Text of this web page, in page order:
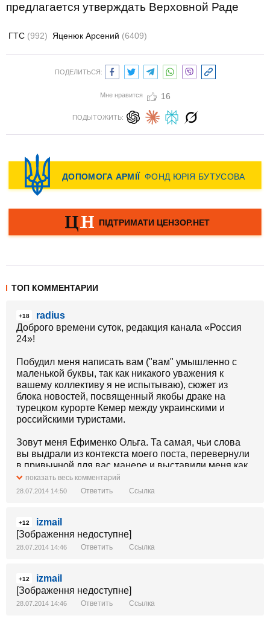
предлагается утверждать Верховной Раде
ГТС (992) Яценюк Арсений (6409)
ПОДЕЛИТЬСЯ:
Мне нравится 16
ПОДЫТОЖИТЬ:
ТОП КОММЕНТАРИИ
+18
radius
Доброго времени суток, редакция канала «Россия
24»!
Побудил меня написать вам ("вам" умышленно с
маленькой буквы, так как никакого уважения к
вашему коллективу я не испытываю), сюжет из
блока новостей, посвященный якобы драке на
турецком курорте Кемер между украинскими и
российскими туристами.
Зовут меня Ефименко Ольга. Та самая, чьи слова
вы выдрали из контекста моего поста, перевернули
в привычной для вас манере и выставили меня как
агрессивную и неадекватную украинку. Не думаю,
что мне следует рассказывать о чем именно был
не о том, на чем вы сделали акценты!
Сейчас, читая собственный пост, я жалею только о
адрес, услышавших например украинскую речь или
узнав откуда мы приехали, чтобы не повышать
градус накала такими подробностями как:
показать весь комментарий
28.07.2014 14:50 Ответить Ссылка
+12
izmail
[Зображення недоступне]
28.07.2014 14:46 Ответить Ссылка
+12
izmail
[Зображення недоступне]
28.07.2014 14:46 Ответить Ссылка